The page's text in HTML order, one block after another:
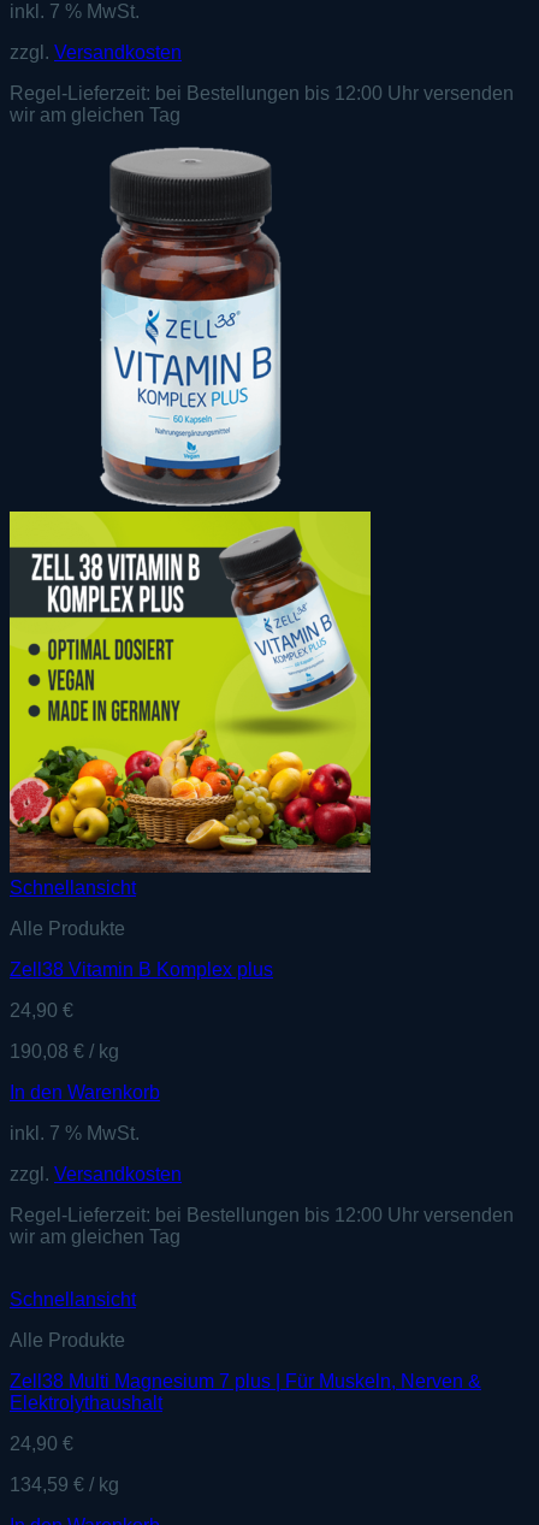
inkl. 7 % MwSt.
zzgl. Versandkosten
Regel-Lieferzeit: bei Bestellungen bis 12:00 Uhr versenden
wir am gleichen Tag
Schnellansicht
Alle Produkte
Zell38 Vitamin B Komplex plus
24,90 €
190,08 € / kg
In den Warenkorb
inkl. 7 % MwSt.
zzgl. Versandkosten
Regel-Lieferzeit: bei Bestellungen bis 12:00 Uhr versenden
wir am gleichen Tag
Schnellansicht
Alle Produkte
Zell38 Multi Magnesium 7 plus | Für Muskeln, Nerven &
Elektrolythaushalt
24,90 €
134,59 € / kg